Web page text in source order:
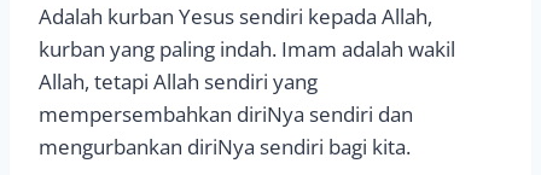
Adalah kurban Yesus sendiri kepada Allah,
kurban yang paling indah. Imam adalah wakil
Allah, tetapi Allah sendiri yang
mempersembahkan diriNya sendiri dan
mengurbankan diriNya sendiri bagi kita.